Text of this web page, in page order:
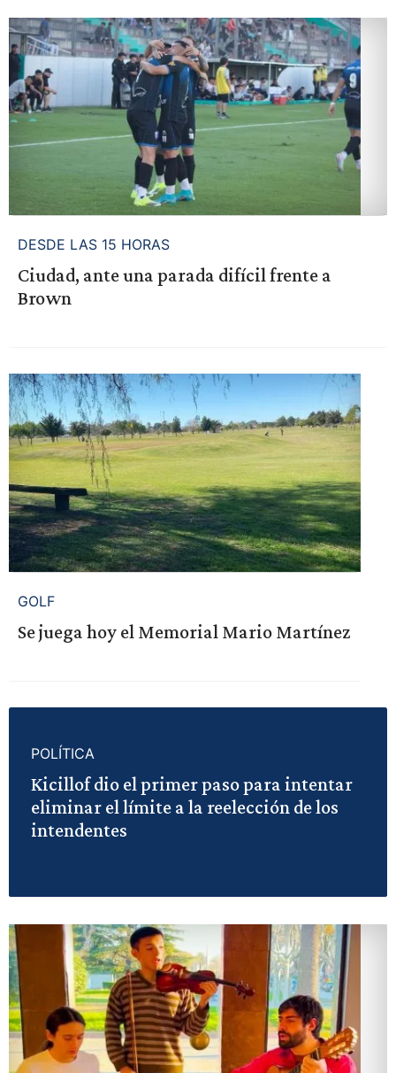
DESDE LAS 15 HORAS
Ciudad, ante una parada difícil frente a
Brown
GOLF
Se juega hoy el Memorial Mario Martínez
POLÍTICA
Kicillof dio el primer paso para intentar
eliminar el límite a la reelección de los
intendentes